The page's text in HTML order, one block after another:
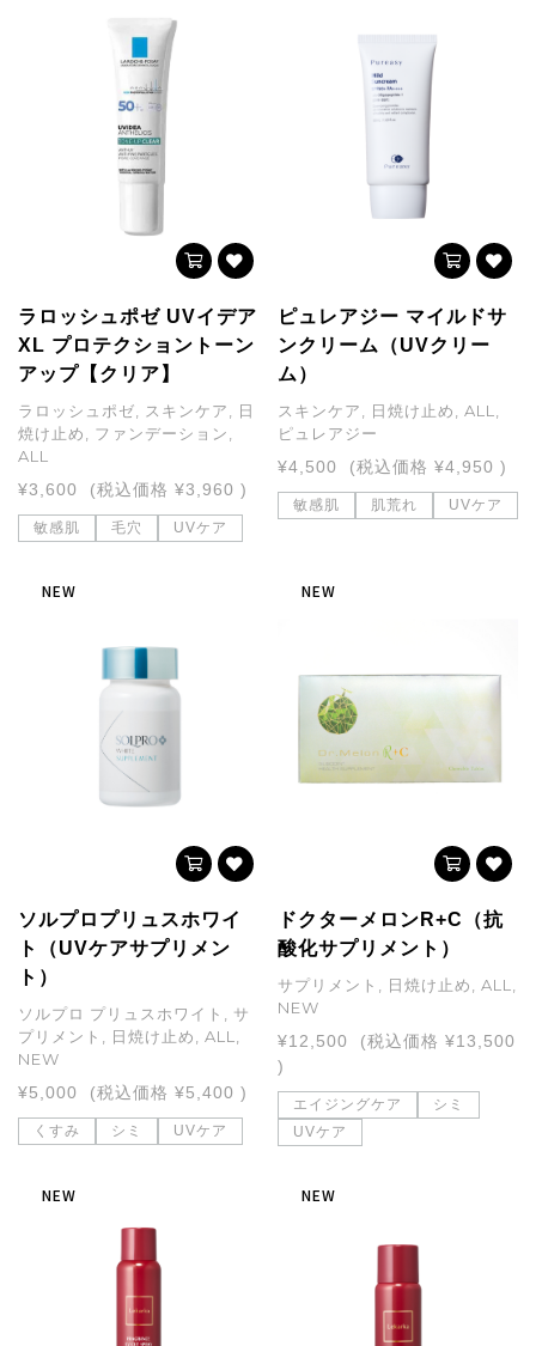
ラロッシュポゼ UVイデア
XL プロテクショントーン
アップ【クリア】
ラロッシュポゼ, スキンケア, 日
焼け止め, ファンデーション,
ALL
¥3,600
(税込価格 ¥3,960 )
敏感肌 毛穴 UVケア
ピュレアジー マイルドサ
ンクリーム（UVクリー
ム）
スキンケア, 日焼け止め, ALL,
ピュレアジー
¥4,500
(税込価格 ¥4,950 )
敏感肌 肌荒れ UVケア
NEW
ソルプロプリュスホワイ
ト（UVケアサプリメン
ト）
ソルプロ プリュスホワイト, サ
プリメント, 日焼け止め, ALL,
NEW
¥5,000
(税込価格 ¥5,400 )
くすみ シミ UVケア
NEW
ドクターメロンR+C（抗
酸化サプリメント）
サプリメント, 日焼け止め, ALL,
NEW
¥12,500
(税込価格 ¥13,500
)
エイジングケア
シミ
UVケア
NEW NEW